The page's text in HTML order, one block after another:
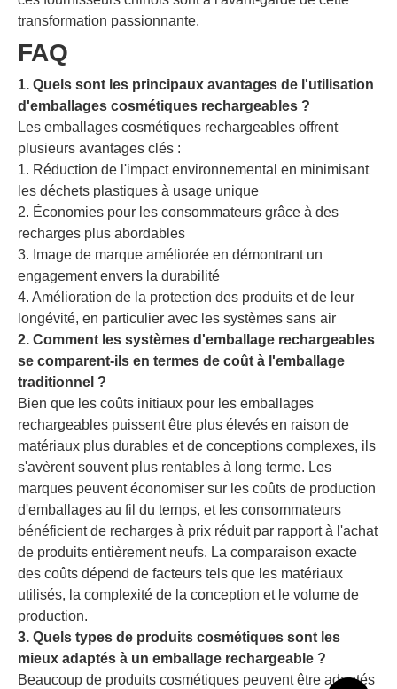
transformation passionnante.
FAQ
1. Quels sont les principaux avantages de l'utilisation
d'emballages cosmétiques rechargeables ?
Les emballages cosmétiques rechargeables offrent
plusieurs avantages clés :
1. Réduction de l'impact environnemental en minimisant
les déchets plastiques à usage unique
2. Économies pour les consommateurs grâce à des
recharges plus abordables
3. Image de marque améliorée en démontrant un
engagement envers la durabilité
4. Amélioration de la protection des produits et de leur
longévité, en particulier avec les systèmes sans air
2. Comment les systèmes d'emballage rechargeables
se comparent-ils en termes de coût à l'emballage
traditionnel ?
Bien que les coûts initiaux pour les emballages
rechargeables puissent être plus élevés en raison de
matériaux plus durables et de conceptions complexes, ils
s'avèrent souvent plus rentables à long terme. Les
marques peuvent économiser sur les coûts de production
d'emballages au fil du temps, et les consommateurs
bénéficient de recharges à prix réduit par rapport à l'achat
de produits entièrement neufs. La comparaison exacte
des coûts dépend de facteurs tels que les matériaux
utilisés, la complexité de la conception et le volume de
production.
3. Quels types de produits cosmétiques sont les
mieux adaptés à un emballage rechargeable ?
Beaucoup de produits cosmétiques peuvent être adaptés